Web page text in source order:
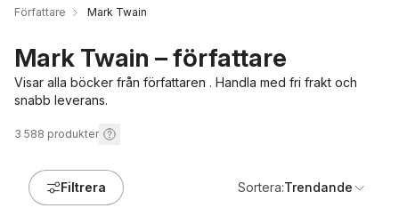
Författare Mark Twain
Mark Twain – författare
Visar alla böcker från författaren . Handla med fri frakt och
snabb leverans.
3 588 produkter
Filtrera Sortera:Trendande